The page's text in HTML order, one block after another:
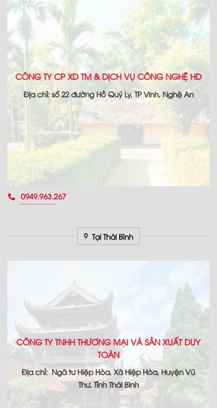
CÔNG TY CP XD TM & DỊCH VỤ CÔNG NGHỆ HD
Địa chỉ: số 22 đường Hồ Quý Ly, TP Vinh, Nghệ An
0949.963.267
Tại Thái Bình
CÔNG TY TNHH THƯƠNG MẠI VÀ SẢN XUẤT DUY
TOÀN
Địa chỉ: Ngã tư Hiệp Hòa, Xã Hiệp Hòa, Huyện Vũ
Thư, Tỉnh Thái Bình